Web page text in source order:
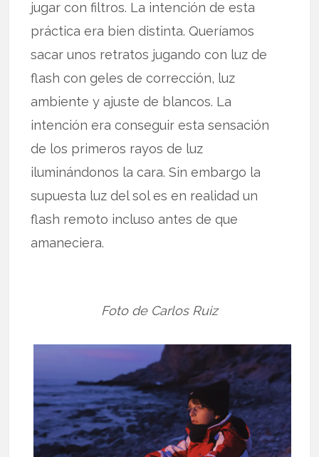
jugar con filtros. La intención de esta
práctica era bien distinta. Queríamos
sacar unos retratos jugando con luz de
flash con geles de corrección, luz
ambiente y ajuste de blancos. La
intención era conseguir esta sensación
de los primeros rayos de luz
iluminándonos la cara. Sin embargo la
supuesta luz del sol es en realidad un
flash remoto incluso antes de que
amaneciera.
Foto de Carlos Ruiz